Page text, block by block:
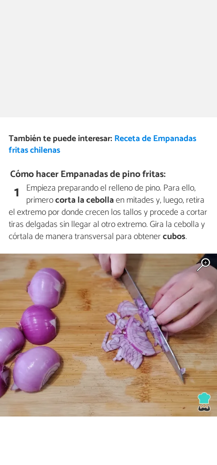
También te puede interesar: Receta de Empanadas
fritas chilenas
Cómo hacer Empanadas de pino fritas:
1 Empieza preparando el relleno de pino. Para ello,
primerocorta la cebollaen mitades y, luego, retira
el extremo por donde crecen los tallos y procede a cortar
tiras delgadas sin llegar al otro extremo. Gira la cebolla y
córtala de manera transversal para obtenercubos.